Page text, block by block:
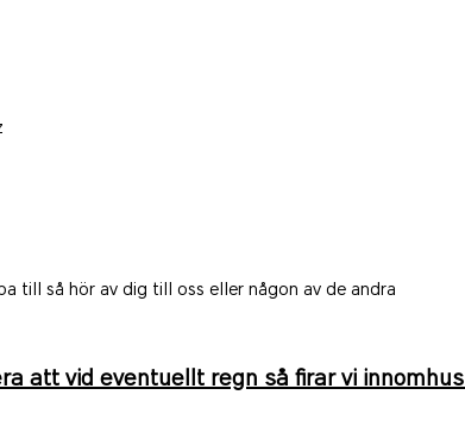
till så hör av dig till oss eller någon av de andra
att vid eventuellt regn så firar vi innomhus